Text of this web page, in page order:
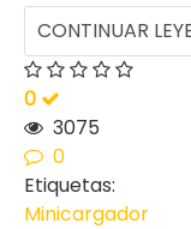
CONTINUAR
0
3075
0
Etiquetas:
Minicargador